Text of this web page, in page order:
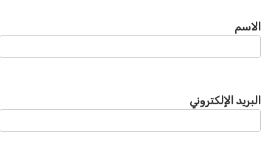
الاسم
البريد الإلكتروني